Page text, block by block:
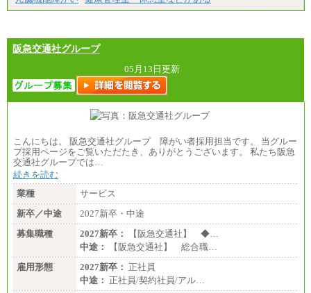
阪急交通社グループ
05月13日更新
こんにちは。 阪急交通社グループ 障がい者採用担当です。 当グルー
プ採用ページをご覧いただたき、ありがとうございます。 私たち阪急
交通社グループでは…
続きを読む
業種
サービス
新卒／中途
2027新卒・中途
募集職種
2027新卒：
【阪急交通社】 ◆…
中途：
【阪急交通社】 総合職…
雇用形態
2027新卒： 正社員
中途： 正社員/契約社員/アル…